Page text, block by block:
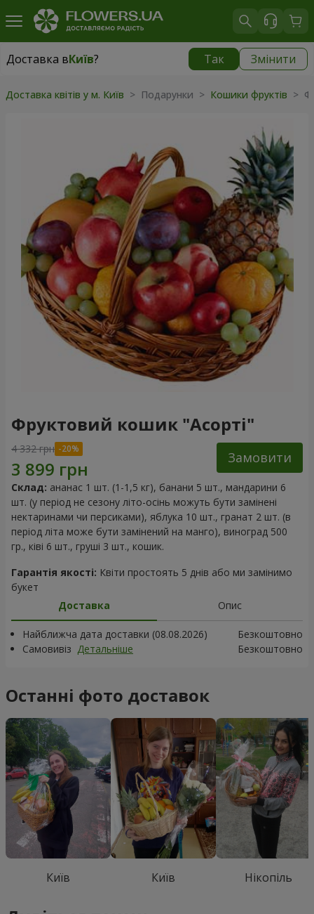
Доставка вКиїв? Так Змінити
Доставка вКиїв
Доставка квітів у м. Київ > Подарунки > Кошики фруктів >
Фруктовий кошик "Асорті"
4 332 грн
Замовити
Склад: ананас 1 шт. (1-1,5 кг), банани 5 шт., мандарини 6
шт. (у період не сезону літо-осінь можуть бути замінені
нектаринами чи персиками), яблука 10 шт., гранат 2 шт. (в
період літа може бути замінений на манго), виноград 500
гр., ківі 6 шт., груші 3 шт., кошик.
Гарантія якості: Квіти простоять 5 днів або ми замінимо
букет
Доставка
Опис
Найближча дата доставки (08.08.2026)
Безкоштовно
Самовивіз Детальніше Безкоштовно
Останні фото доставок
Київ Київ Нікопіль